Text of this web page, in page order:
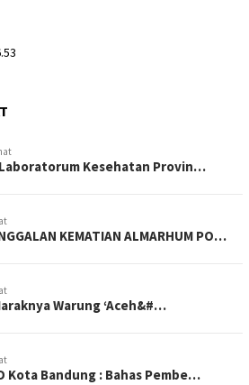
Laboratorum Kesehatan Provin…
KEMATIAN ALMARHUM PO…
Warung ‘Aceh&#…
Kota Bandung : Bahas Pembe…